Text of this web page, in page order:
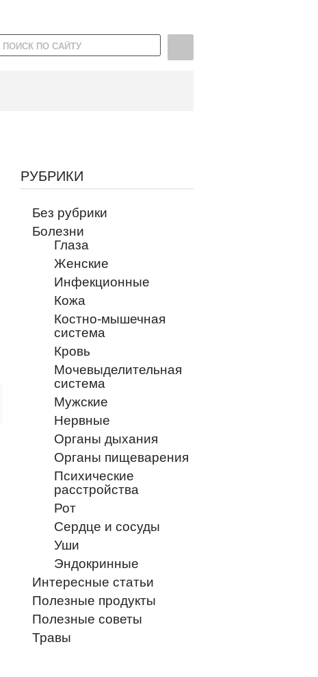
РУБРИКИ
Без рубрики
Болезни
Глаза
Женские
Инфекционные
Кожа
Костно-мышечная
система
Кровь
Мочевыделительная
система
Мужские
Нервные
Органы дыхания
Органы пищеварения
Психические
расстройства
Рот
Сердце и сосуды
Уши
Эндокринные
Интересные статьи
Полезные продукты
Полезные советы
Травы